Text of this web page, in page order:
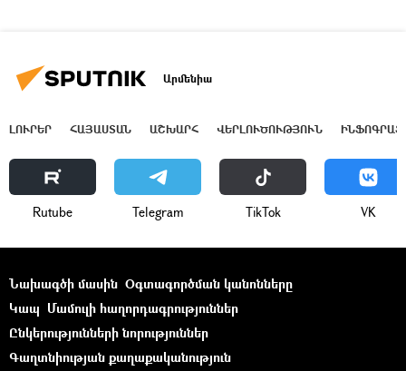
Արմենիա
ԼՈՒՐԵՐ ՀԱՅԱՍՏԱՆ ԱՇԽԱՐՀ ՎԵՐԼՈՒԾՈՒԹՅՈՒՆ
Rutube Telegram ТikТоk VK
Նախագծի մասին Օգտագործման կանոնները
Կապ Մամուլի հաղորդագրություններ
Ընկերությունների նորություններ
Գաղտնիության քաղաքականություն